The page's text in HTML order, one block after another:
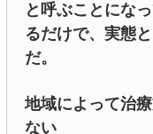
と呼ぶことにな
るだけで、実態
だ。
地域によって治
ない